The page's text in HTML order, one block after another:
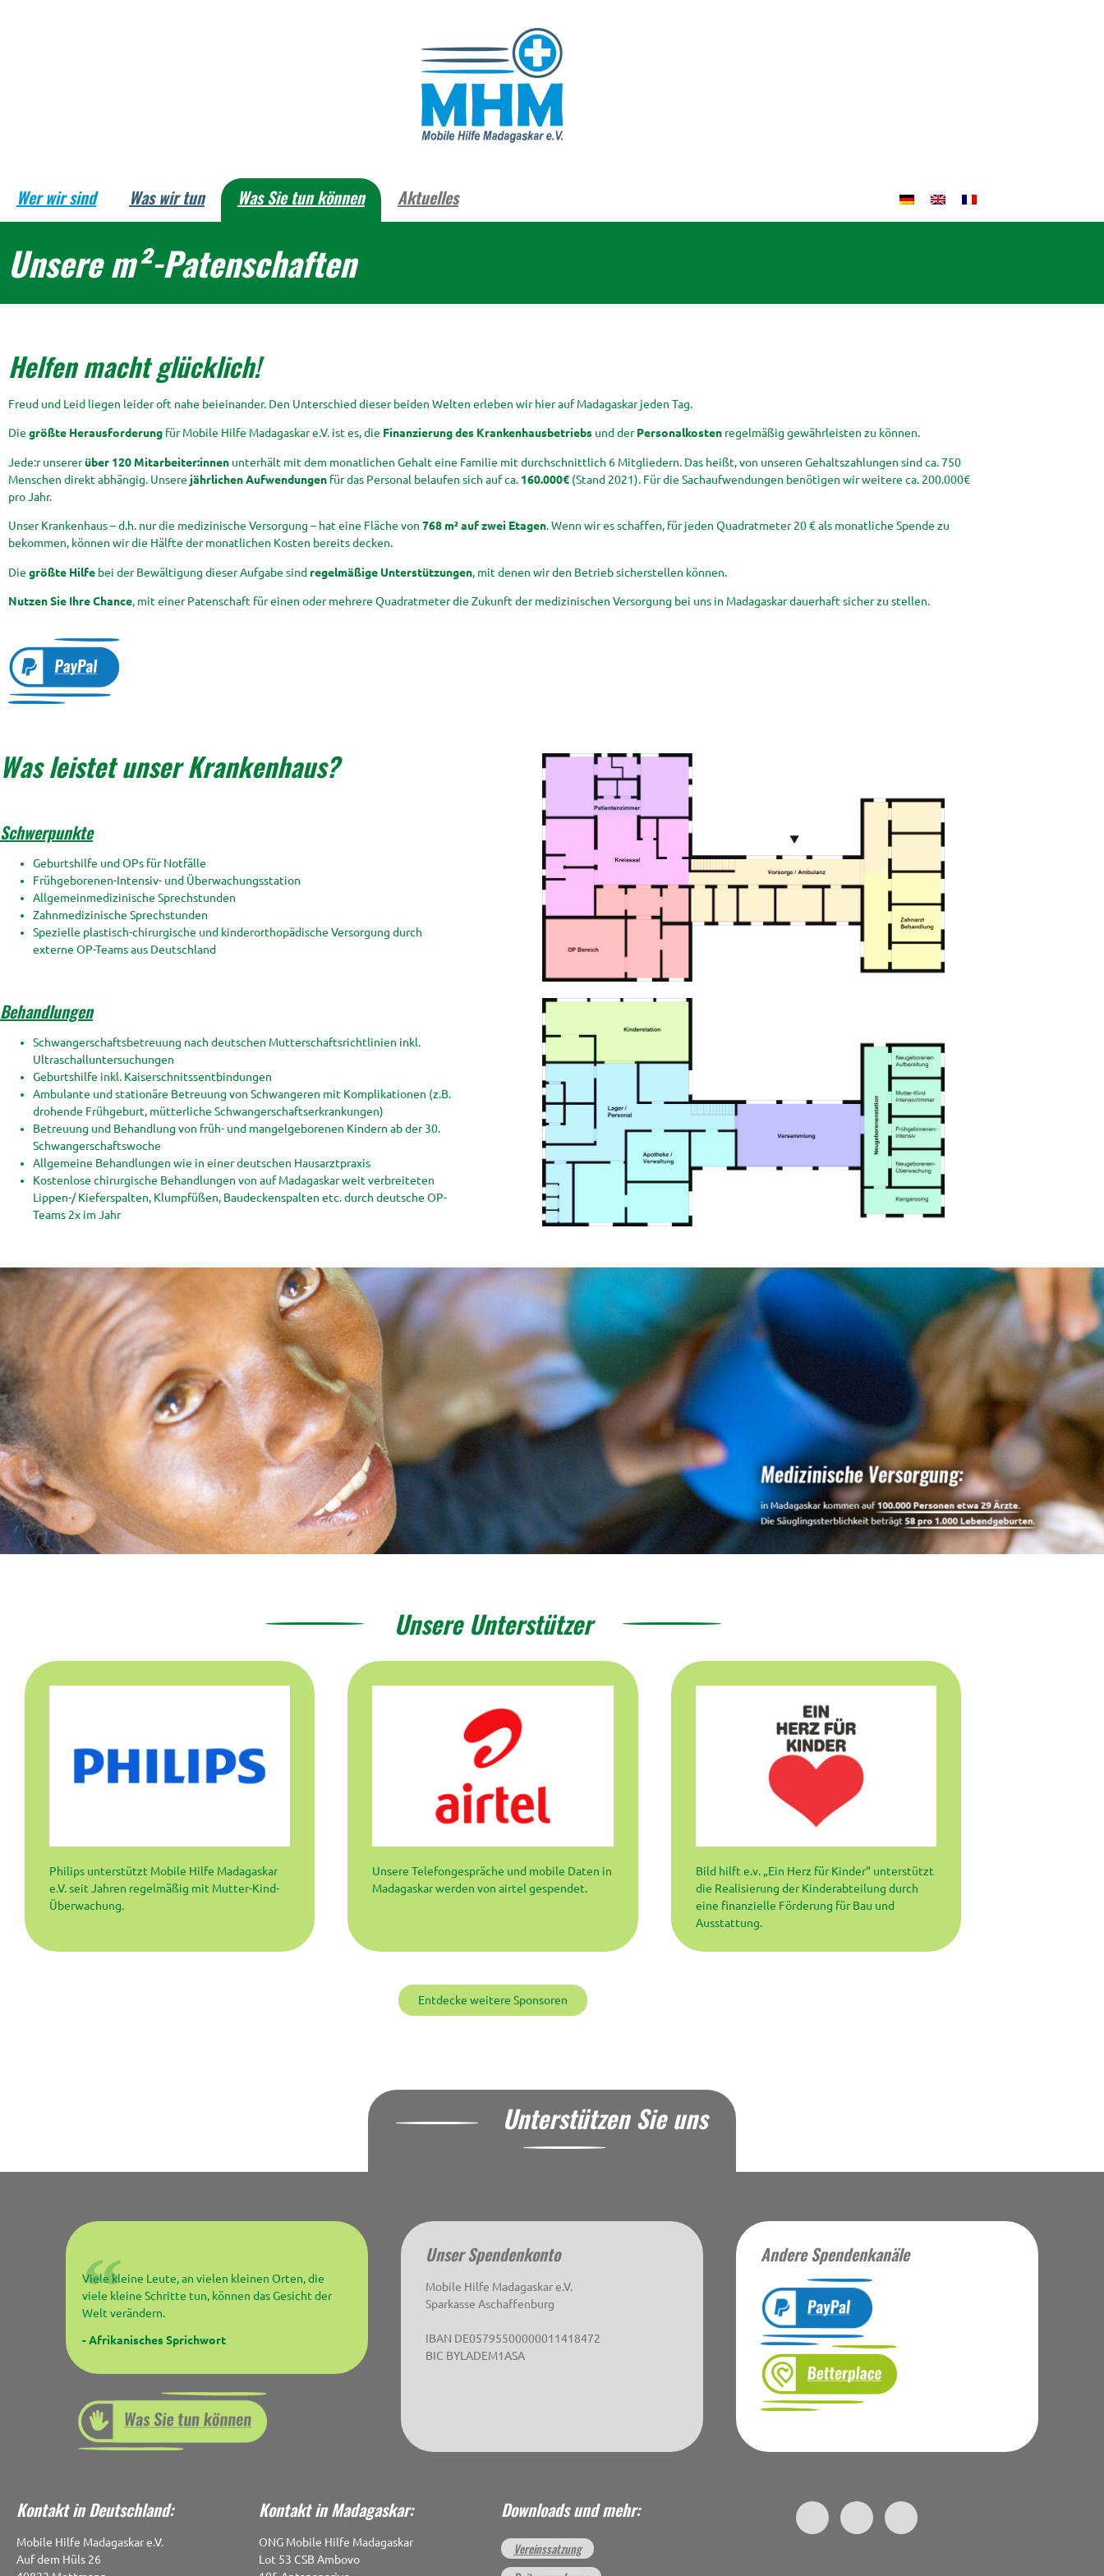
Wer wir sind Was wir tun Was Sie tun können Aktuelles
Unsere m²-Patenschaften
Helfen macht glücklich!
Freud und Leid liegen leider oft nahe beieinander. Den Unterschied dieser beiden Welten erleben wir hier auf Madagaskar jeden Tag.
Die größte Herausforderung für Mobile Hilfe Madagaskar e.V. ist es, die Finanzierungdes Krankenhausbetriebs und derPersonalkosten regelmäßig gewährleisten zu können.
Jede:r unsererüber 120 Mitarbeiter:innen unterhält mit dem monatlichen Gehalt eine Familie mit durchschnittlich 6 Mitgliedern. Das heißt, von unseren Gehaltszahlungen sind ca. 750
Menschen direkt abhängig. Unsere jährlichen Aufwendungen für das Personal belaufen sich auf ca. 160.000€ (Stand 2021). Für die Sachaufwendungen benötigen wir weitere ca. 200.000€
pro Jahr.
Unser Krankenhaus – d.h. nur die medizinische Versorgung – hat eine Fläche von 768 m² auf zwei Etagen. Wenn wir es schaffen, für jeden Quadratmeter 20 € als monatliche Spende zu
bekommen, können wir die Hälfte der monatlichen Kosten bereits decken.
Die größte Hilfe bei der Bewältigung dieser Aufgabe sind regelmäßige Unterstützungen, mit denen wir den Betrieb sicherstellen können.
Nutzen Sie Ihre Chance, mit einer Patenschaft für einen oder mehrere Quadratmeter die Zukunft der medizinischen Versorgung bei uns in Madagaskar dauerhaft sicher zu stellen.
Was leistet unser Krankenhaus?
Schwerpunkte
Geburtshilfe und OPs für Notfälle
Frühgeborenen-Intensiv- und Überwachungsstation
Allgemeinmedizinische Sprechstunden
Zahnmedizinische Sprechstunden
Spezielle plastisch-chirurgische und kinderorthopädische Versorgung durch
externe OP-Teams aus Deutschland
Behandlungen
Schwangerschaftsbetreuung nach deutschen Mutterschaftsrichtlinien inkl.
Ultraschalluntersuchungen
Geburtshilfe inkl. Kaiserschnitssentbindungen
Ambulante und stationäre Betreuung von Schwangeren mit Komplikationen (z.B.
drohende Frühgeburt, mütterliche Schwangerschaftserkrankungen)
Betreuung und Behandlung von früh- und mangelgeborenen Kindern ab der 30.
Schwangerschaftswoche
Allgemeine Behandlungen wie in einer deutschen Hausarztpraxis
Kostenlose chirurgische Behandlungen von auf Madagaskar weit verbreiteten
Lippen-/ Kieferspalten, Klumpfüßen, Baudeckenspalten etc. durch deutsche OP-
Teams 2x im Jahr
Unsere Unterstützer
Philips unterstützt Mobile Hilfe Madagaskar
e.V. seit Jahren regelmäßig mit Mutter-Kind-
Überwachung.
Unsere Telefongespräche und mobile Daten in
Madagaskar werden von airtel gespendet.
Bild hilft e.v. „Ein Herz für Kinder“ unterstützt
die Realisierung der Kinderabteilung durch
eine finanzielle Förderung für Bau und
Ausstattung.
Entdecke weitere Sponsoren
Unterstützen Sie uns
Viele kleine Leute, an vielen kleinen Orten, die
viele kleine Schritte tun, können das Gesicht der
Welt verändern.
- Afrikanisches Sprichwort
Unser Spendenkonto
Mobile Hilfe Madagaskar e.V.
Sparkasse Aschaffenburg
IBAN DE05795500000011418472
BIC BYLADEM1ASA
Andere Spendenkanäle
Kontakt in Deutschland:
Mobile Hilfe Madagaskar e.V.
Auf dem Hüls 26
Kontakt in Madagaskar:
ONG Mobile Hilfe Madagaskar
Lot 53 CSB Ambovo
Downloads und mehr:
Vereinssatzung